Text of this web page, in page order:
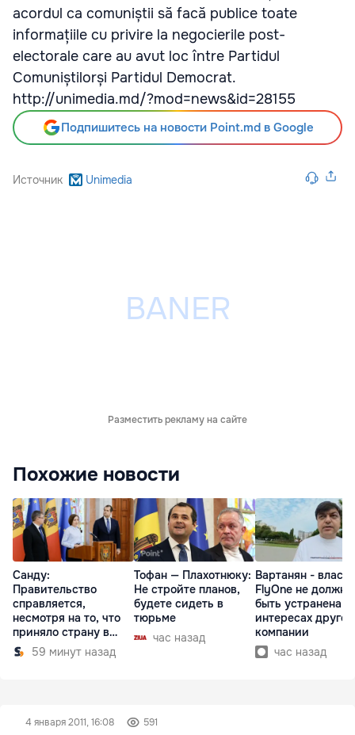
acordul ca comuniștii să facă publice toate
informațiile cu privire la negocierile post-
electorale care au avut loc între Partidul
Comuniștilorși Partidul Democrat.
http://unimedia.md/?mod=news&id=28155
Подпишитесь на новости Point.md в Google
Источник Unimedia
Разместить рекламу на сайте
Похожие новости
Санду:
Правительство
справляется,
несмотря на то, что
приняло страну в
разгар кризиса
59 минут назад
Тофан — Плахотнюку:
Не стройте планов,
будете сидеть в
тюрьме
час назад
Вартанян -
FlyOne не должна
быть устранена в
интересах другой
компании
час назад
4 января 2011, 16:08 591